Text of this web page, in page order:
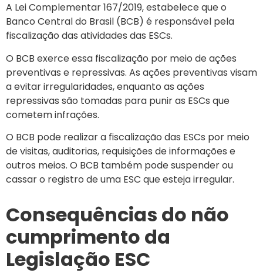
A Lei Complementar 167/2019, estabelece que o
Banco Central do Brasil (BCB) é responsável pela
fiscalização das atividades das ESCs.
O BCB exerce essa fiscalização por meio de ações
preventivas e repressivas. As ações preventivas visam
a evitar irregularidades, enquanto as ações
repressivas são tomadas para punir as ESCs que
cometem infrações.
O BCB pode realizar a fiscalização das ESCs por meio
de visitas, auditorias, requisições de informações e
outros meios. O BCB também pode suspender ou
cassar o registro de uma ESC que esteja irregular.
Consequências do não
cumprimento da
Legislação ESC